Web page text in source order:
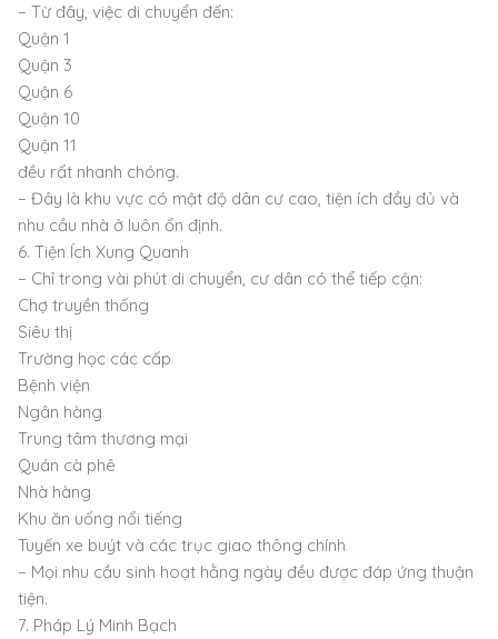
– Từ đây, việc di chuyển đến:
Quận 1
Quận 3
Quận 6
Quận 10
Quận 11
đều rất nhanh chóng.
– Đây là khu vực có mật độ dân cư cao, tiện ích đầy đủ và
nhu cầu nhà ở luôn ổn định.
6. Tiện Ích Xung Quanh
– Chỉ trong vài phút di chuyển, cư dân có thể tiếp cận:
Chợ truyền thống
Siêu thị
Trường học các cấp
Bệnh viện
Ngân hàng
Trung tâm thương mại
Quán cà phê
Nhà hàng
Khu ăn uống nổi tiếng
Tuyến xe buýt và các trục giao thông chính
– Mọi nhu cầu sinh hoạt hằng ngày đều được đáp ứng thuận
tiện.
7. Pháp Lý Minh Bạch